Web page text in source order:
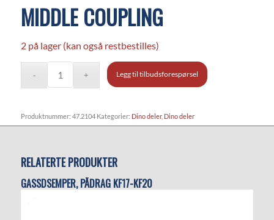
MIDDLE COUPLING
2 på lager (kan også restbestilles)
Legg til tilbudsforespørsel
Produktnummer: 47.2104 Kategorier: Dino deler, Dino deler
RELATERTE PRODUKTER
GASSDSEMPER, PÅDRAG KF17-KF20